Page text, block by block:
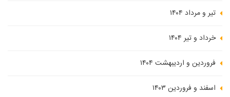
تیر و مرداد ۱۴۰۴
خرداد و تیر ۱۴۰۴
فروردین و اردیبهشت ۱۴۰۴
اسفند و فروردین ۱۴۰۳